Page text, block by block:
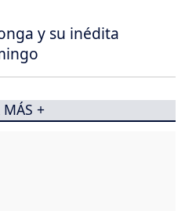
y su inédita
MÁS +